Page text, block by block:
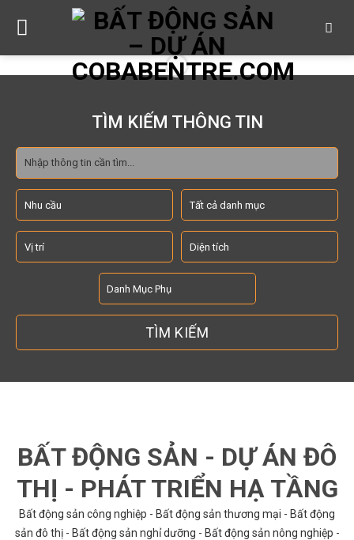
TÌM KIẾM THÔNG TIN
BẤT ĐỘNG SẢN - DỰ ÁN ĐÔ
THỊ - PHÁT TRIỂN HẠ TẦNG
Bất động sản công nghiệp - Bất động sản thương mại - Bất động
sản đô thị - Bất động sản nghỉ dưỡng - Bất động sản nông nghiệp -